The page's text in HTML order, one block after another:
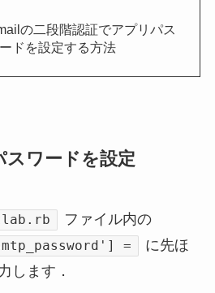
の二段階認証でアプリパス
ドを設定する方法
ワードを設定
ファイル内の
=
に先ほ
します．